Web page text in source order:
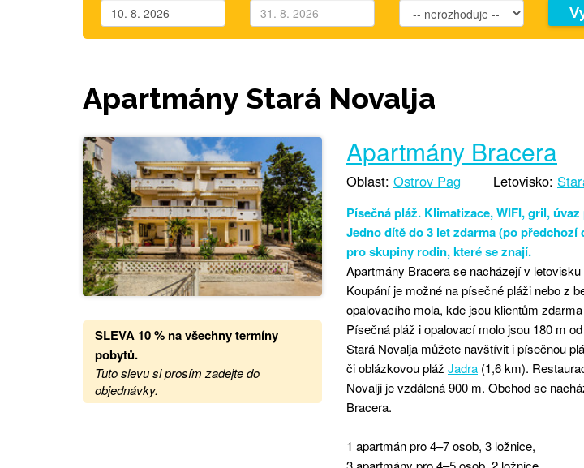
Apartmány Stará Novalja
SLEVA 10 % na všechny termíny
pobytů.
Tuto slevu si prosím zadejte do
objednávky.
Apartmány Bracera
Oblast: Ostrov Pag Letovisko:
Písečná pláž. Klimatizace, WIFI, gril,
Jedno dítě do 3 let zdarma (po předchozí
pro skupiny rodin, které se znají.
Apartmány Bracera se nacházejí v letovisku
Koupání je možné na písečné pláži nebo z
opalovacího mola, kde jsou klientům
Písečná pláž i opalovací molo jsou 180 m
Stará Novalja můžete navštívit i písečnou
či oblázkovou pláž Jadra (1,6 km).
Novalji je vzdálená 900 m. Obchod se
Bracera.
1 apartmán pro 4–7 osob, 3 ložnice,